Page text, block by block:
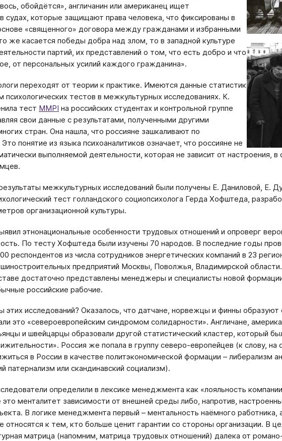
обойдётся», англичанин или американец ищет
судах, которые защищают права человека, что фиксированы в
«священного» договора между гражданами и избранными
же касается победы добра над злом, то в западной культуре
партий, их представлений о том, что есть добро и что
от персональных усилий каждого гражданина».
переходят от теории к практике. Имеются данные статистик
психологических тестов в межкультурных исследованиях. К.
тест MMPI на российских студентах и контрольной группе
свои данные с результатами, полученными другими
стран. Она нашла, что россияне зашкаливают по
понятие из языка психоаналитиков означает, что россияне не
выполняемой деятельности, которая не зависит от настроения, в
межкультурных исследований были получены Е. Даниловой, Е.
тест голландского социопсихолога Герда Хофштеда,
организационной культуры.
этнонациональные особенности трудовых отношений и опроверг
По тесту Хофштеда были изучены 70 народов. В последние годы
респондентов из числа сотрудников энергетических компаний в 23
предприятий Москвы, Поволжья, Владимирской
достаточно представлены менеджеры и специалисты новой
российские рабочие.
этих исследований? Оказалось, что датчане, норвежцы и финны
это «североевропейским синдромом солидарности». Англичане,
и швейцарцы образовали другой статистический кластер, который
Россия же попала в группу северо-европейцев (к слову, на
в России в качестве политэкономической формации – либерализм
патернализм или скандинавский социализм).
определили в лексике менеджмента как «лояльность
менталитет зависимости от внешней среды либо, напротив,
В логике менеджмента первый – ментальность наёмного работника,
относятся к тем, кто больше ценит гарантии со стороны организации. В
матрица (напомним, матрица трудовых отношений) далека от